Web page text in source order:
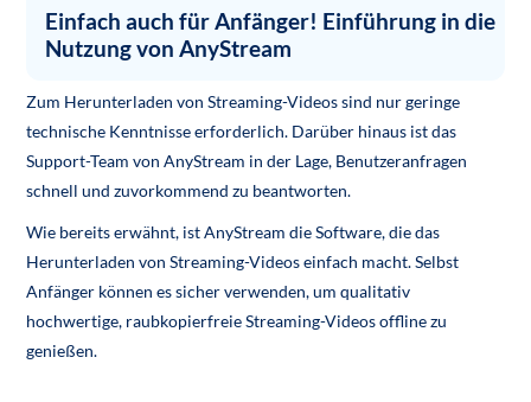
Einfach auch für Anfänger! Einführung in die
Nutzung von AnyStream
Zum Herunterladen von Streaming-Videos sind nur geringe
technische Kenntnisse erforderlich. Darüber hinaus ist das
Support-Team von AnyStream in der Lage, Benutzeranfragen
schnell und zuvorkommend zu beantworten.
Wie bereits erwähnt, ist AnyStream die Software, die das
Herunterladen von Streaming-Videos einfach macht. Selbst
Anfänger können es sicher verwenden, um qualitativ
hochwertige, raubkopierfreie Streaming-Videos offline zu
genießen.